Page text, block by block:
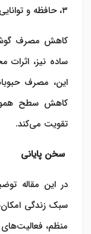
۳، حافظه و توانایی‌های ذهنی را تقویت می‌کند.
کاهش مصرف
ساده نیز، اثرات
این، مصرف
کاهش سطح
تقویت می‌کند.
سخن پایانی
در این مقاله
سبک زندگی
منظم،